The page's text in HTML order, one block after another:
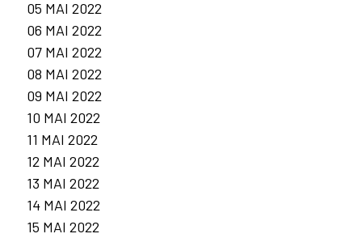
05 MAI 2022
06 MAI 2022
07 MAI 2022
08 MAI 2022
09 MAI 2022
10 MAI 2022
11 MAI 2022
12 MAI 2022
13 MAI 2022
14 MAI 2022
15 MAI 2022